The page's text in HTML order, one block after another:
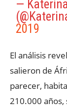
—
2019
​El análisis
salieron de
parecer,
210.000 años,